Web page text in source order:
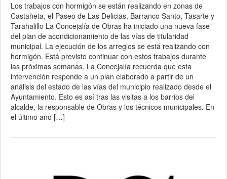
Los trabajos con hormigón se están realizando en zonas de
Castañeta, el Paseo de Las Delicias, Barranco Santo, Tasarte y
Tarahalillo La Concejalía de Obras ha iniciado una nueva fase
del plan de acondicionamiento de las vías de titularidad
municipal. La ejecución de los arreglos se está realizando con
hormigón. Está previsto continuar con estos trabajos durante
las próximas semanas. La Concejalía recuerda que esta
intervención responde a un plan elaborado a partir de un
análisis del estado de las vías del municipio realizado desde el
Ayuntamiento. Esto es así tras las visitas a los barrios del
alcalde, la responsable de Obras y los técnicos municipales. En
el último año […]